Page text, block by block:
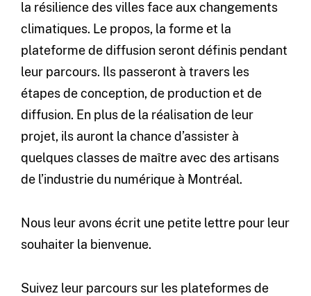
la résilience des villes face aux changements
climatiques. Le propos, la forme et la
plateforme de diffusion seront définis pendant
leur parcours. Ils passeront à travers les
étapes de conception, de production et de
diffusion. En plus de la réalisation de leur
projet, ils auront la chance d’assister à
quelques classes de maître avec des artisans
de l’industrie du numérique à Montréal.
Nous leur avons écrit une petite lettre pour leur
souhaiter la bienvenue.
Suivez leur parcours sur les plateformes de